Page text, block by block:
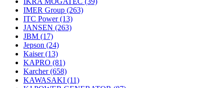
IMER Group (263)
ITC Power(13)
JANSEN (263)
JBM (17)
Jepson (24)
Kaiser(13)
KAPRO (81)
Karcher(658)
KAWASAKI (11)